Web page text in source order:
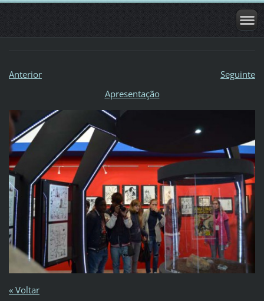
Anterior
Seguinte
Apresentação
« Voltar